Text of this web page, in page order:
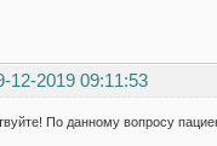
12-2019 09:11:53
По данному вопросу